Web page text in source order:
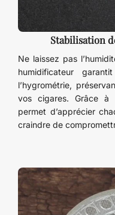
Stabilisation
Ne laissez pas
humidificateur
l’hygrométrie,
vos cigares. Grâce à
permet d’apprécier
craindre de